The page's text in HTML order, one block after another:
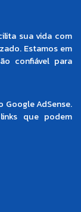
sua vida com
Estamos em
confiável para
Google AdSense.
que podem